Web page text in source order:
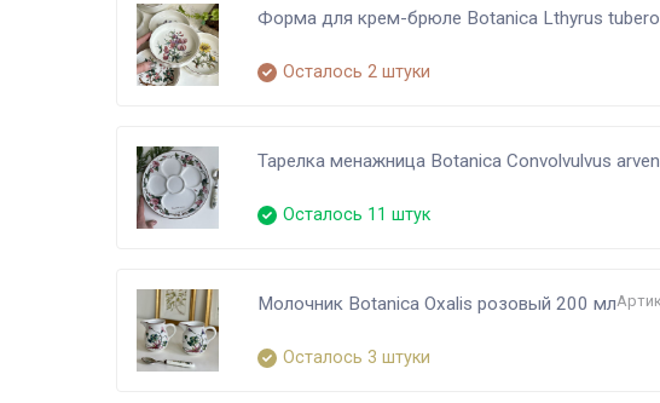
Форма для крем-брюле Botanica Lthyrus
Осталось 2 штуки
Тарелка менажница Botanica Convolvulvus
Осталось 11 штук
Молочник Botanica Oxalis розовый 200 мл
Осталось 3 штуки